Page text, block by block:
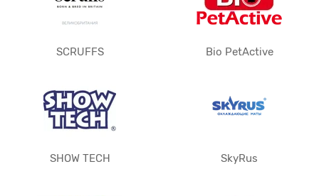
SCRUFFS Bio PetActive
SHOW TECH SkyRus